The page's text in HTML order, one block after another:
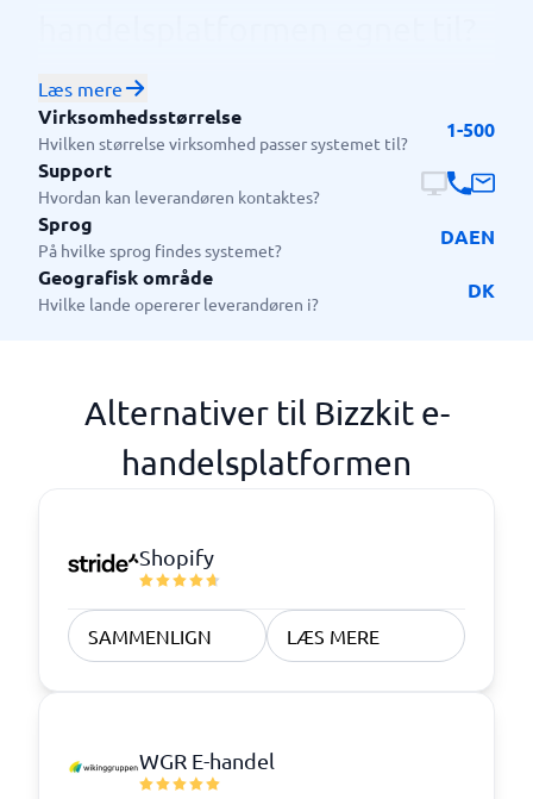
ønsker at opbygge en online butik eller forbedre
deres eksisterende e-handelsløsning. Den er godt
egnet til små og mellemstore virksomheder, der
ønsker at sælge deres varer og tjenester online. Det
kan være alt fra virksomheder inden for detailhandel
til B2B-virksomheder, der ønsker at automatisere
deres salgsprocesser og tilbyde en bedre
kundeoplevelse.
Læs mere
Virksomhedsstørrelse
Hvilken størrelse virksomhed passer systemet til?
1-500
Support
Hvordan kan leverandøren kontaktes?
Sprog
På hvilke sprog findes systemet?
DAEN
Geografisk område
Hvilke lande opererer leverandøren i?
DK
Alternativer til Bizzkit e-
handelsplatformen
Shopify
SAMMENLIGN LÆS MERE
WGR E-handel